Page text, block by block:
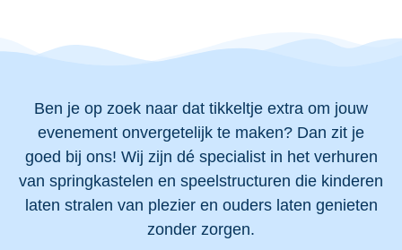
Ben je op zoek naar dat tikkeltje extra om jouw
evenement onvergetelijk te maken? Dan zit je
goed bij ons! Wij zijn dé specialist in het verhuren
van springkastelen en speelstructuren die kinderen
laten stralen van plezier en ouders laten genieten
zonder zorgen.